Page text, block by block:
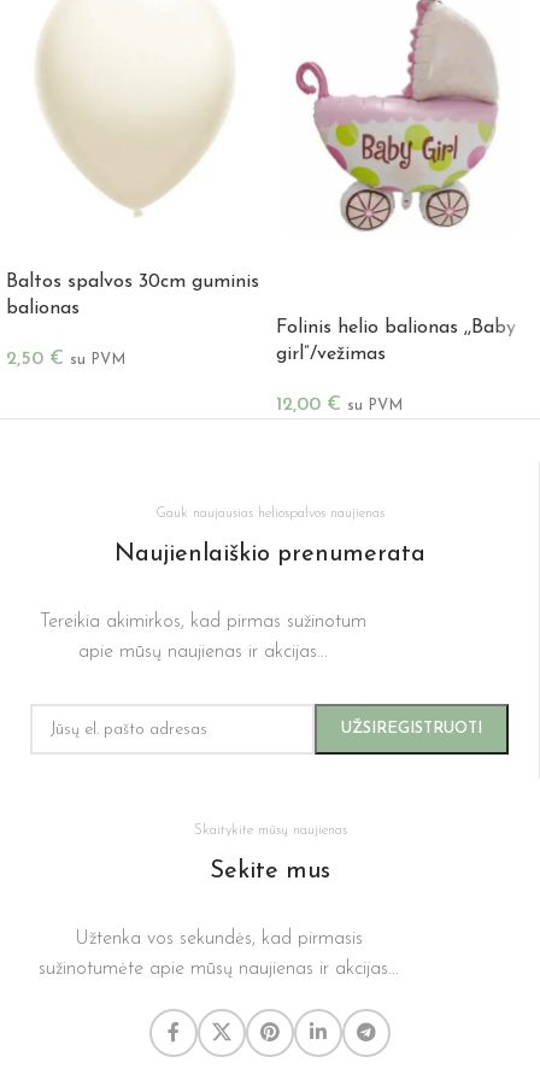
Baltos spalvos 30cm guminis
balionas
2,50 € su PVM
Folinis helio balionas ,,Baby
girl”/vežimas
12,00 € su PVM
Gauk naujausias heliospalvos naujienas
Naujienlaiškio prenumerata
Tereikia akimirkos, kad pirmas sužinotum
apie mūsų naujienas ir akcijas...
Skaitykite mūsų naujienas
Sekite mus
Užtenka vos sekundės, kad pirmasis
sužinotumėte apie mūsų naujienas ir akcijas...